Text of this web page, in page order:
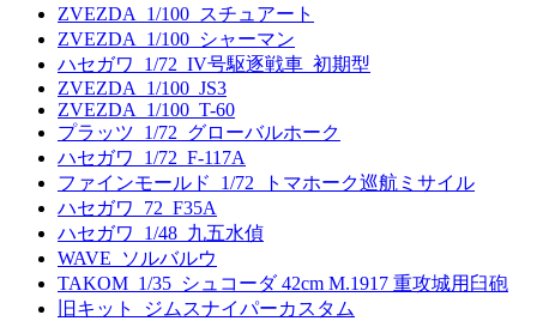
ZVEZDA_1/100_スチュアート
ZVEZDA_1/100_シャーマン
ハセガワ_1/72_IV号駆逐戦車_初期型
ZVEZDA_1/100_JS3
ZVEZDA_1/100_T-60
プラッツ_1/72_グローバルホーク
ハセガワ_1/72_F-117A
ファインモールド_1/72_トマホーク巡航ミサイル
ハセガワ_72_F35A
ハセガワ_1/48_九五水偵
WAVE_ソルバルウ
TAKOM_1/35_シュコーダ 42cm M.1917 重攻城用臼砲
旧キット_ジムスナイパーカスタム